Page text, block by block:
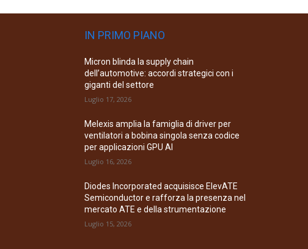
IN PRIMO PIANO
Micron blinda la supply chain
dell’automotive: accordi strategici con i
giganti del settore
Luglio 17, 2026
Melexis amplia la famiglia di driver per
ventilatori a bobina singola senza codice
per applicazioni GPU AI
Luglio 16, 2026
Diodes Incorporated acquisisce ElevATE
Semiconductor e rafforza la presenza nel
mercato ATE e della strumentazione
Luglio 15, 2026